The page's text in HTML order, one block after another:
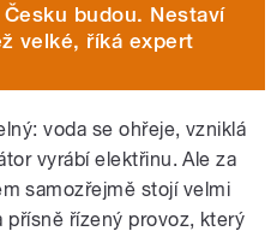
budou. Nestaví
velké, říká expert
voda se ohřeje, vzniklá
vyrábí elektřinu. Ale za
samozřejmě stojí velmi
přísně řízený provoz, který